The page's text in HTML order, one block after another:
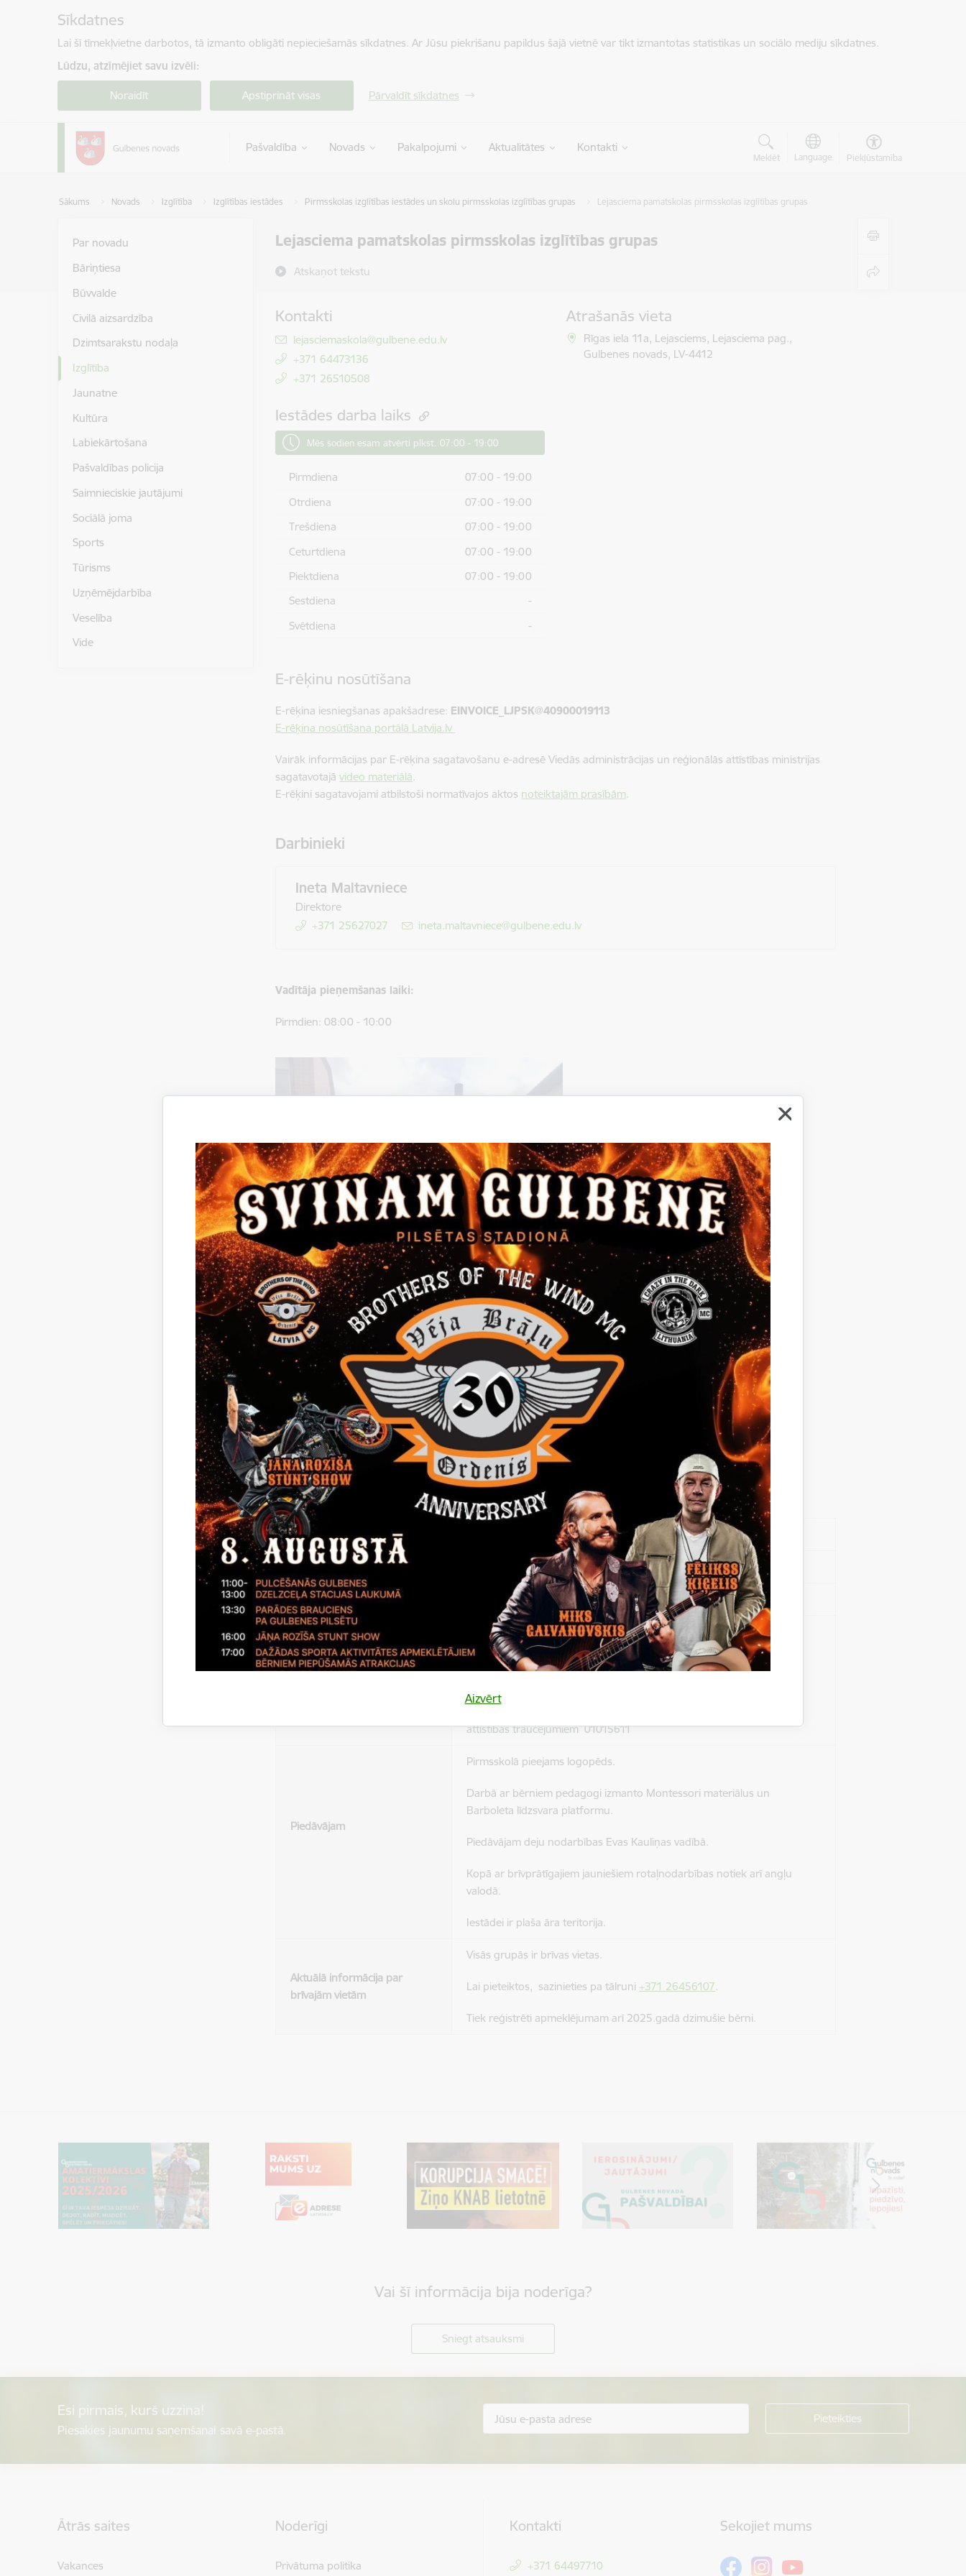
Sīkdatnes
Lai šī tīmekļvietne darbotos, tā izmanto obligāti nepieciešamās sīkdatnes. Ar Jūsu piekrišanu papildus šajā vietnē var tikt izmantotas statistikas un sociālo mediju sīkdatnes.
Lūdzu, atzīmējiet savu izvēli:
Noraidīt Apstiprināt visas Pārvaldīt sīkdatnes
Pašvaldība Novads Pakalpojumi Aktualitātes Kontakti
Meklēt Language Piekļūstamība
Sākums Novads Izglītība Izglītības iestādes Pirmsskolas izglītības iestādes un skolu pirmsskolas izglītības grupas Lejasciema pamatskolas pirmsskolas izglītības grupas
Lejasciema pamatskolas pirmsskolas izglītības grupas
Atskaņot tekstu
Aizvērt
Par novadu
Bāriņtiesa
Būvvalde
Civilā aizsardzība
Dzimtsarakstu nodaļa
Izglītība
Jaunatne
Kultūra
Labiekārtošana
Pašvaldības policija
Saimnieciskie jautājumi
Sociālā joma
Sports
Tūrisms
Uzņēmējdarbība
Veselība
Vide
Kontakti
E-pasts:
lejasciemaskola@gulbene.edu.lv
+371 64473136
+371 26510508
Atrašanās vieta
Rīgas iela 11a, Lejasciems, Lejasciema pag.,
Gulbenes novads, LV-4412
Iestādes darba laiks
Mēs šodien esam atvērti plkst. 07:00 - 19:00
Pirmdiena
07:00 - 19:00
Otrdiena
07:00 - 19:00
Trešdiena
07:00 - 19:00
Ceturtdiena
07:00 - 19:00
Piektdiena
07:00 - 19:00
Sestdiena
-
Svētdiena
-
E-rēķinu nosūtīšana
E-rēķina iesniegšanas apakšadrese: EINVOICE_LJPSK@40900019113
E-rēķina nosūtīšana portālā Latvija.lv
Vairāk informācijas par E-rēķina sagatavošanu e-adresē Viedās administrācijas un reģionālās attīstības ministrijas
sagatavotajāvideo materiālā.
E-rēķini sagatavojami atbilstoši normatīvajos aktos noteiktajām prasībām.
Darbinieki
Ineta Maltavniece
Direktore
+371 25627027
E-pasts:
ineta.maltavniece@gulbene.edu.lv
Vadītāja pieņemšanas laiki:
Pirmdien: 08:00 - 10:00
Izglītības iestādes nosaukums Lejasciema pamatskolas pirmsskolas grupas
Darba laiks 7:00 – 19:00
Grupu skaits
Īstenotās programmas:
Pirmsskolas izglītības programma 01011111
Speciālā pirmsskolas izglītības programma izglītojamajiem ar valodas
attīstības traucējumiem 01015611
Piedāvājam
Pirmsskolā pieejams logopēds.
Darbā ar bērniem pedagogi izmanto Montessori materiālus un
Barboleta līdzsvara platformu.
Piedāvājam deju nodarbības Evas Kauliņas vadībā.
Kopā ar brīvprātīgajiem jauniešiem rotaļnodarbības notiek arī angļu
valodā.
Iestādei ir plaša āra teritorija.
Aktuālā informācija par
brīvajām vietām
Visās grupās ir brīvas vietas.
Lai pieteiktos, sazinieties pa tālruni+371 26456107.
Tiek reģistrēti apmeklējumam arī 2025.gadā dzimušie bērni.
Vai šī informācija bija noderīga?
Sniegt atsauksmi
Esi pirmais, kurš uzzina!
Piesakies jaunumu saņemšanai savā e-pastā.
Ātrās saites
Vakances
Noderīgi
Privātuma politika
Kontakti
+371 64497710
Sekojiet mums